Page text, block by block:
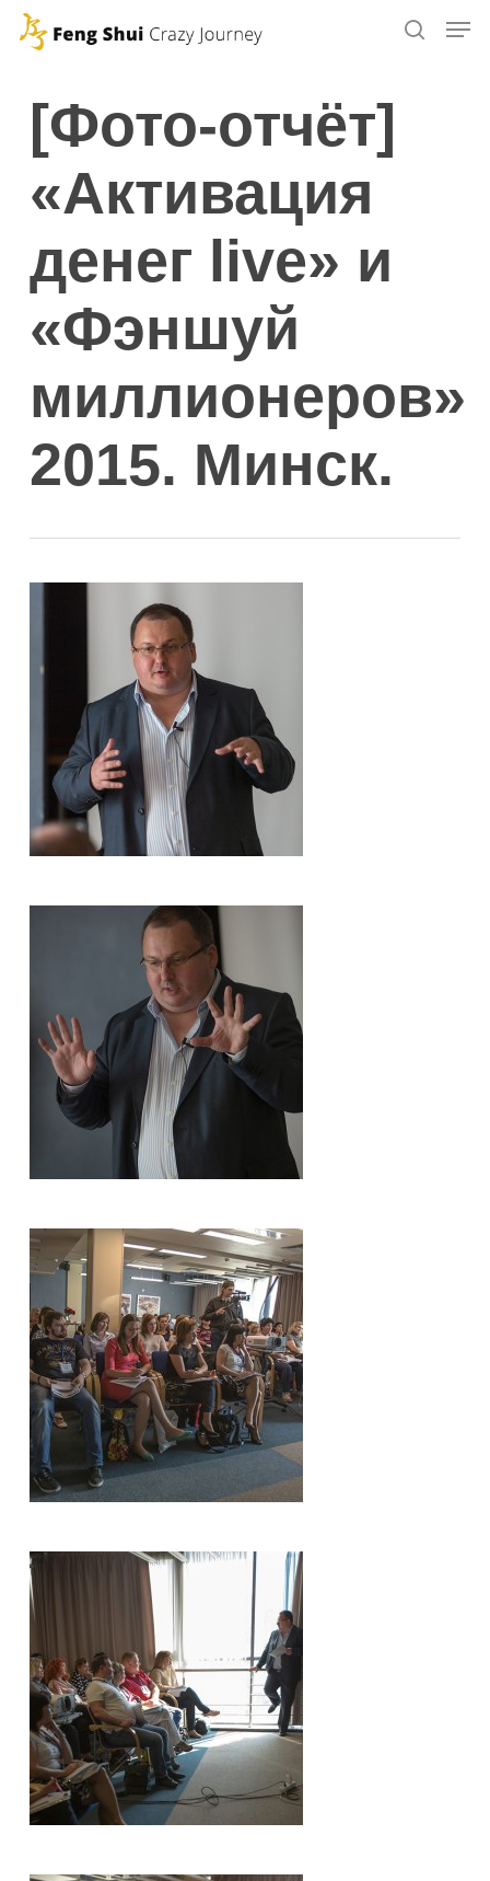
Skip
content[Фото-отчёт]
«Активация
денег live» и
«Фэншуй
миллионеров»
2015. Минск.